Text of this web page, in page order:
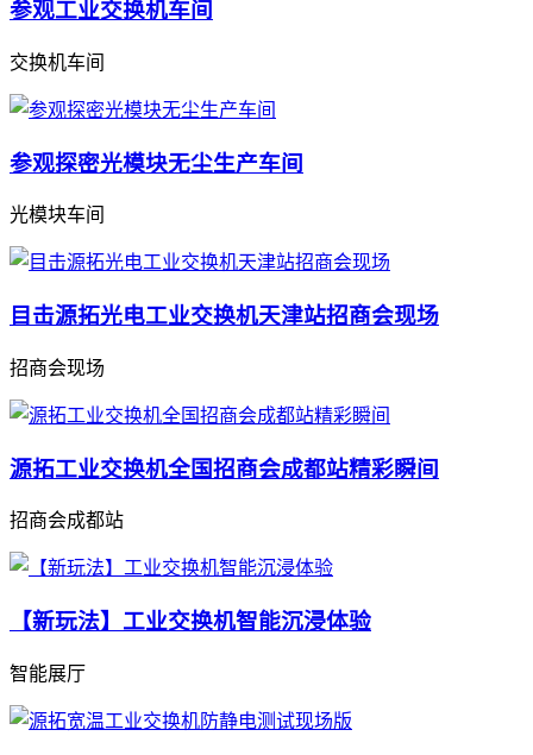
参观工业交换机车间
交换机车间
参观探密光模块无尘生产车间
光模块车间
目击源拓光电工业交换机天津站招商会现场
招商会现场
源拓工业交换机全国招商会成都站精彩瞬间
招商会成都站
【新玩法】工业交换机智能沉浸体验
智能展厅